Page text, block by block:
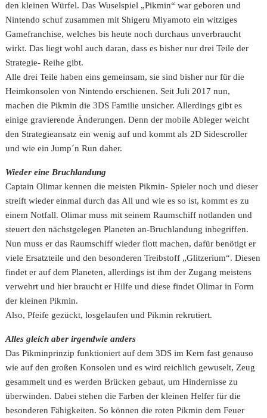
den kleinen Würfel. Das Wuselspiel „Pikmin“ war geboren und
Nintendo schuf zusammen mit Shigeru Miyamoto ein witziges
Gamefranchise, welches bis heute noch durchaus unverbraucht
wirkt. Das liegt wohl auch daran, dass es bisher nur drei Teile der
Strategie- Reihe gibt.
Alle drei Teile haben eins gemeinsam, sie sind bisher nur für die
Heimkonsolen von Nintendo erschienen. Seit Juli 2017 nun,
machen die Pikmin die 3DS Familie unsicher. Allerdings gibt es
einige gravierende Änderungen. Denn der mobile Ableger weicht
den Strategieansatz ein wenig auf und kommt als 2D Sidescroller
und wie ein Jump´n Run daher.
Wieder eine Bruchlandung
Captain Olimar kennen die meisten Pikmin- Spieler noch und dieser
streift wieder einmal durch das All und wie es so ist, kommt es zu
einem Notfall. Olimar muss mit seinem Raumschiff notlanden und
steuert den nächstgelegen Planeten an-Bruchlandung inbegriffen.
Nun muss er das Raumschiff wieder flott machen, dafür benötigt er
viele Ersatzteile und den besonderen Treibstoff „Glitzerium“. Diesen
findet er auf dem Planeten, allerdings ist ihm der Zugang meistens
verwehrt und hier braucht er Hilfe und diese findet Olimar in Form
der kleinen Pikmin.
Also, Pfeife gezückt, losgelaufen und Pikmin rekrutiert.
Alles gleich aber irgendwie anders
Das Pikminprinzip funktioniert auf dem 3DS im Kern fast genauso
wie auf den großen Konsolen und es wird reichlich gewuselt, Zeug
gesammelt und es werden Brücken gebaut, um Hindernisse zu
überwinden. Dabei stehen die Farben der kleinen Helfer für die
besonderen Fähigkeiten. So können die roten Pikmin dem Feuer